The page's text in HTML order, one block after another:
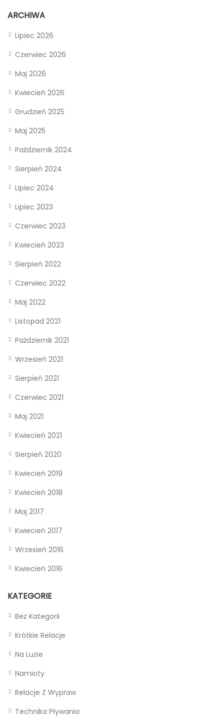
ARCHIWA
Lipiec 2026
Czerwiec 2026
Maj 2026
Kwiecień 2026
Grudzień 2025
Maj 2025
Październik 2024
Sierpień 2024
Lipiec 2024
Lipiec 2023
Czerwiec 2023
Kwiecień 2023
Sierpień 2022
Czerwiec 2022
Maj 2022
Listopad 2021
Październik 2021
Wrzesień 2021
Sierpień 2021
Czerwiec 2021
Maj 2021
Kwiecień 2021
Sierpień 2020
Kwiecień 2019
Kwiecień 2018
Maj 2017
Kwiecień 2017
Wrzesień 2016
Kwiecień 2016
KATEGORIE
Bez Kategorii
Krótkie Relacje
Na Luzie
Namioty
Relacje Z Wypraw
Technika Pływania